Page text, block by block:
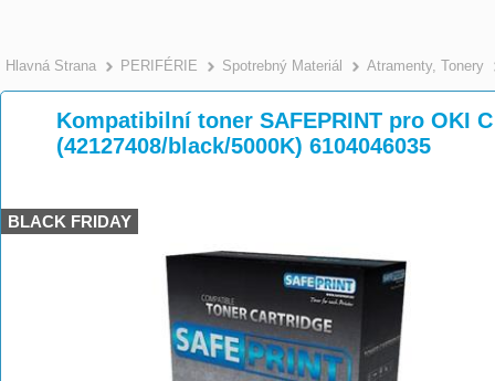
Hlavná Strana >
PERIFÉRIE >
Spotrebný Materiál >
Atramenty, Tonery
Kompatibilní toner SAFEPRINT pro OKI
(42127408/black/5000K) 6104046035
BLACK FRIDAY